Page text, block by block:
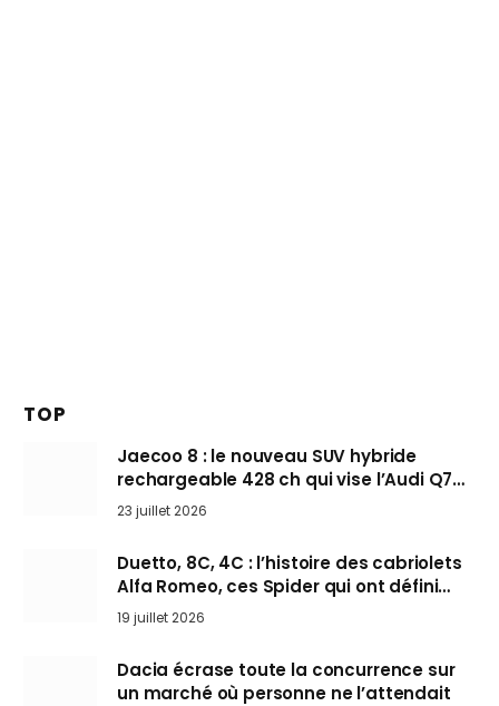
TOP
Jaecoo 8 : le nouveau SUV hybride
rechargeable 428 ch qui vise l’Audi Q7
arrive en Europe cet automne
23 juillet 2026
Duetto, 8C, 4C : l’histoire des cabriolets
Alfa Romeo, ces Spider qui ont défini
l’art de rouler cheveux au vent
19 juillet 2026
Dacia écrase toute la concurrence sur
un marché où personne ne l’attendait